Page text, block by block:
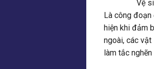
Vệ
Là công
hiện khi đảm
ngoài, các
làm tắc